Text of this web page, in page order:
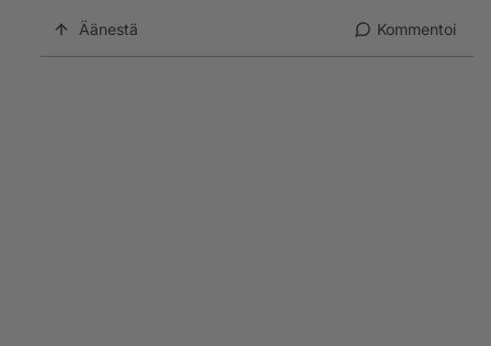
Äänestä Kommentoi